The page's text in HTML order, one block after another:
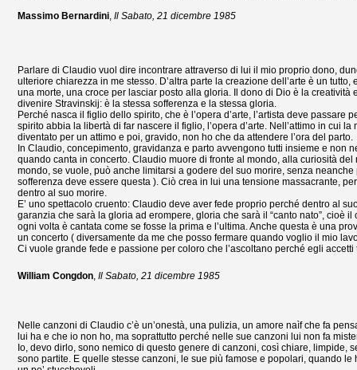
Massimo Bernardini, Il Sabato, 21 dicembre 1985
Parlare di Claudio vuol dire incontrare attraverso di lui il mio proprio dono,
ulteriore chiarezza in me stesso. D’altra parte la creazione dell’arte è un
una morte, una croce per lasciar posto alla gloria. Il dono di Dio è la creatività
divenire Stravinskij: è la stessa sofferenza e la stessa gloria.
Perché nasca il figlio dello spirito, che è l’opera d’arte, l’artista deve
spirito abbia la libertà di far nascere il figlio, l’opera d’arte. Nell’attimo in cui
diventato per un attimo e poi, gravido, non ho che da attendere l’ora del parto.
In Claudio, concepimento, gravidanza e parto avvengono tutti insieme e non
quando canta in concerto. Claudio muore di fronte al mondo, alla curiosità
mondo, se vuole, può anche limitarsi a godere del suo morire, senza
sofferenza deve essere questa ). Ciò crea in lui una tensione massacrante,
dentro al suo morire.
E’ uno spettacolo cruento: Claudio deve aver fede proprio perché dentro al
garanzia che sarà la gloria ad erompere, gloria che sarà il “canto nato”, cioè
ogni volta è cantata come se fosse la prima e l’ultima. Anche questa è una
un concerto ( diversamente da me che posso fermare quando voglio il mio
Ci vuole grande fede e passione per coloro che l’ascoltano perché egli accetti
William Congdon, Il Sabato, 21 dicembre 1985
Nelle canzoni di Claudio c’è un’onestà, una pulizia, un amore naìf che fa
lui ha e che io non ho, ma soprattutto perché nelle sue canzoni lui non fa
Io, devo dirlo, sono nemico di questo genere di canzoni, così chiare,
sono partite. E quelle stesse canzoni, le sue più famose e popolari, quando